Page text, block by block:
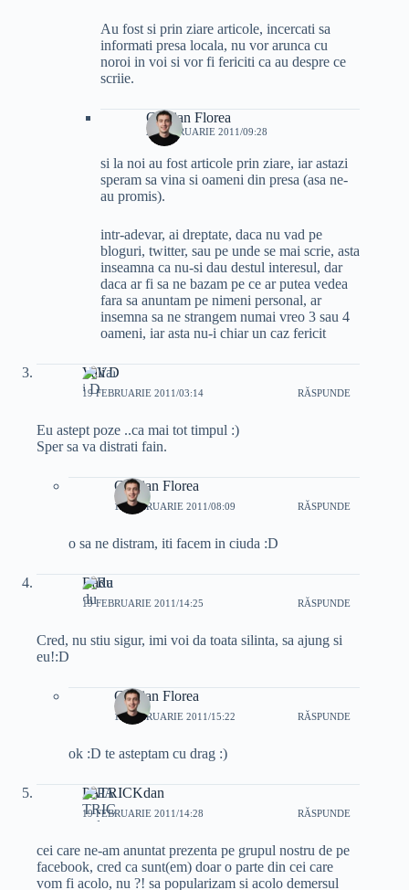
Au fost si prin ziare articole, incercati sa
informati presa locala, nu vor arunca cu
noroi in voi si vor fi fericiti ca au despre ce
scriie.
Cristian Florea
26 FEBRUARIE 2011/09:28
si la noi au fost articole prin ziare, iar astazi
speram sa vina si oameni din presa (asa ne-
au promis).
intr-adevar, ai dreptate, daca nu vad pe
bloguri, twitter, sau pe unde se mai scrie, asta
inseamna ca nu-si dau destul interesul, dar
daca ar fi sa ne bazam pe ce ar putea vedea
fara sa anuntam pe nimeni personal, ar
insemna sa ne strangem numai vreo 3 sau 4
oameni, iar asta nu-i chiar un caz fericit
Vali D
19 FEBRUARIE 2011/03:14 RĂSPUNDE
Eu astept poze ..ca mai tot timpul :)
Sper sa va distrati fain.
Cristian Florea
19 FEBRUARIE 2011/08:09 RĂSPUNDE
o sa ne distram, iti facem in ciuda :D
Radu
19 FEBRUARIE 2011/14:25 RĂSPUNDE
Cred, nu stiu sigur, imi voi da toata silinta, sa ajung si
eu!:D
Cristian Florea
19 FEBRUARIE 2011/15:22 RĂSPUNDE
ok :D te asteptam cu drag :)
PATRICKdan
19 FEBRUARIE 2011/14:28 RĂSPUNDE
cei care ne-am anuntat prezenta pe grupul nostru de pe
facebook, cred ca sunt(em) doar o parte din cei care
vom fi acolo, nu ?! sa popularizam si acolo demersul